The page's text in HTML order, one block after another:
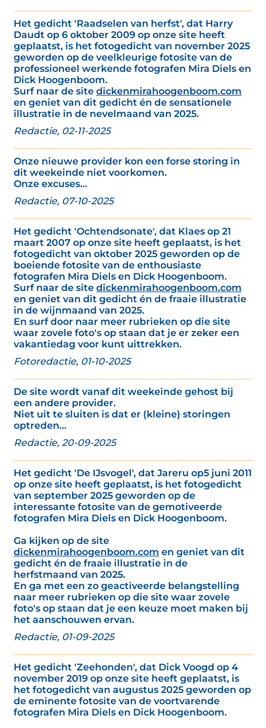
Het gedicht 'Raadselen van herfst', dat Harry
Daudt op 6 oktober 2009 op onze site heeft
geplaatst, is het fotogedicht van november 2025
geworden op de veelkleurige fotosite van de
professioneel werkende fotografen Mira Diels en
Dick Hoogenboom.
Surf naar de site dickenmirahoogenboom.com
en geniet van dit gedicht én de sensationele
illustratie in de nevelmaand van 2025.
Redactie, 02-11-2025
Onze nieuwe provider kon een forse storing in
dit weekeinde niet voorkomen.
Onze excuses...
Redactie, 07-10-2025
Het gedicht 'Ochtendsonate', dat Klaes op 21
maart 2007 op onze site heeft geplaatst, is het
fotogedicht van oktober 2025 geworden op de
boeiende fotosite van de enthousiaste
fotografen Mira Diels en Dick Hoogenboom.
Surf naar de site dickenmirahoogenboom.com
en geniet van dit gedicht én de fraaie illustratie
in de wijnmaand van 2025.
En surf door naar meer rubrieken op die site
waar zovele foto's op staan dat je er zeker een
vakantiedag voor kunt uittrekken.
Fotoredactie, 01-10-2025
De site wordt vanaf dit weekeinde gehost bij
een andere provider.
Niet uit te sluiten is dat er (kleine) storingen
optreden...
Redactie, 20-09-2025
Het gedicht 'De IJsvogel', dat Jareru op5 juni 2011
op onze site heeft geplaatst, is het fotogedicht
van september 2025 geworden op de
interessante fotosite van de gemotiveerde
fotografen Mira Diels en Dick Hoogenboom.
Ga kijken op de site
dickenmirahoogenboom.com en geniet van dit
gedicht én de fraaie illustratie in de
herfstmaand van 2025.
En ga met een zo geactiveerde belangstelling
naar meer rubrieken op die site waar zovele
foto's op staan dat je een keuze moet maken bij
het aanschouwen ervan.
Redactie, 01-09-2025
Het gedicht 'Zeehonden', dat Dick Voogd op 4
november 2019 op onze site heeft geplaatst, is
het fotogedicht van augustus 2025 geworden op
de eminente fotosite van de voortvarende
fotografen Mira Diels en Dick Hoogenboom.